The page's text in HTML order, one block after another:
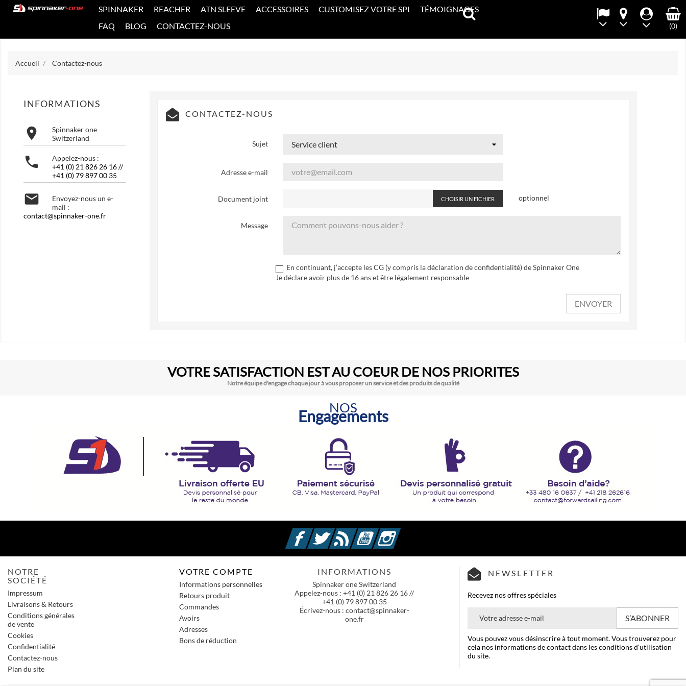
SPINNAKER REACHER ATN SLEEVE ACCESSOIRES CUSTOMISEZ VOTRE SPI
TÉMOIGNAGES
FAQ
BLOG CONTACTEZ-NOUS (0)
Accueil Contactez-nous
INFORMATIONS

Spinnaker one
Switzerland

Appelez-nous :
+41 (0) 21 826 26 16 //
+41 (0) 79 897 00 35

Envoyez-nous un e-
mail :
contact@spinnaker-one.fr
CONTACTEZ-NOUS
Sujet
Adresse e-mail
Document joint CHOISIR UN FICHIER optionnel
Message
En continuant, j’accepte les CG (y compris la déclaration de confidentialité) de Spinnaker One
Je déclare avoir plus de 16 ans et être légalement responsable
VOTRE SATISFACTION EST AU COEUR DE NOS PRIORITES
Notre équipe d'engage chaque jour à vous proposer un service et des produits de qualité
NOS
Engagements
FacebookTwitterRss YouTubeInstagram
NOTRE
SOCIÉTÉ
Impressum
Livraisons & Retours
Conditions générales
de vente
Cookies
Confidentialité
Contactez-nous
Plan du site
VOTRE COMPTE
Informations personnelles
Retours produit
Commandes
Avoirs
Adresses
Bons de réduction
INFORMATIONS
Spinnaker one Switzerland
Appelez-nous :+41 (0) 21 826 26 16 //
+41 (0) 79 897 00 35
Écrivez-nous : contact@spinnaker-
one.fr
NEWSLETTER
Recevez nos offres spéciales
Vous pouvez vous désinscrire à tout moment. Vous trouverez pour
cela nos informations de contact dans les conditions d'utilisation
du site.